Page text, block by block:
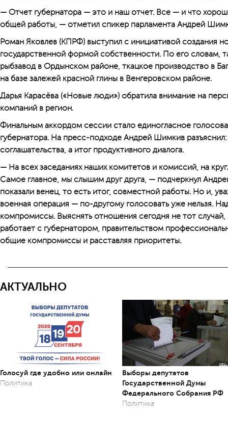
— Отчет губернатора — это и наш отчет. Все — и что
общей работы, — отметил спикер парламента Андрей
Роман Яковлев (КПРФ) выступил с инициативой создания
государственной формой собственности. По его словам,
рыбзавод в Ордынском районе, ткацкое производство в
на базе залежей красной глины в Венгеровском районе.
Дарья Карасёва («Новые люди») обратила внимание на
компаний в регион.
Финальным аккордом сессии стало единогласное
губернатора. На пресс-подходе Андрей Шимкив
соглашательства, а итог продуктивного диалога.
— На всех заседаниях наших комитетов и комиссий, на
Самое главное, мы слышим друг друга, — подчеркнул
показали венец, то есть итог, совместной работы. Но и,
военная операция — по-другому голосовать уже нельзя.
компромиссы. Выяснять отношения сегодня не тот
работает с губернатором, правительством
общие компромиссы и расставляя приоритеты.
АКТУАЛЬНО
Голосуй где удобно или онлайн
Политика
Выборы депутатов
Государственной Думы
Федерального Собрания РФ
Политика